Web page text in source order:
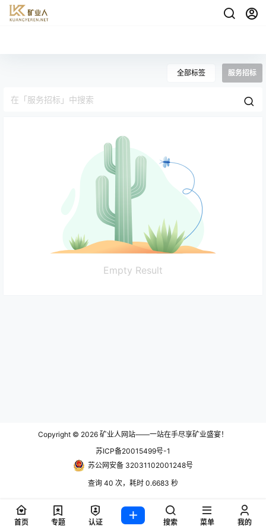
全部标签 服务招标
Empty Result
Copyright © 2026 矿业人网站——一站在手尽享矿业盛宴！
苏ICP备20015499号-1
苏公网安备 32031102001248号
查询 40 次，耗时 0.6683 秒
首页 专题 认证 搜索 菜单 我的